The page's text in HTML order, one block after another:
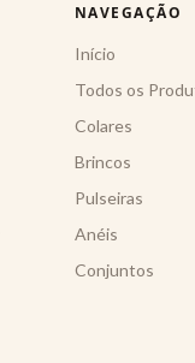
NAVEGAÇÃO
Início
Todos os
Colares
Brincos
Pulseiras
Anéis
Conjuntos